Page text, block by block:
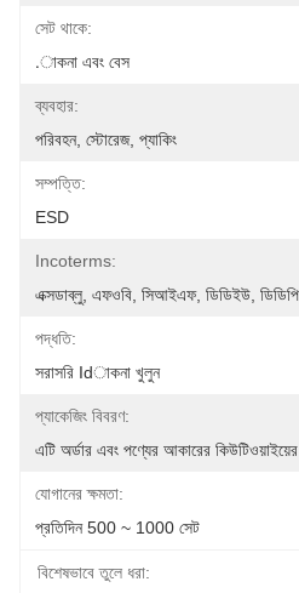
সেট থাকে:
.াকনা এবং বেস
ব্যবহার:
পরিবহন, স্টোরেজ, প্যাকিং
সম্পত্তি:
ESD
Incoterms:
এক্সডাব্লু, এফওবি, সিআইএফ, ডিডিইউ, ডিডিপি
পদ্ধতি:
সরাসরি Idাকনা খুলুন
প্যাকেজিং বিবরণ:
এটি অর্ডার এবং পণ্যের আকারের
যোগানের ক্ষমতা:
প্রতিদিন 500 ~ 1000 সেট
বিশেষভাবে তুলে ধরা: